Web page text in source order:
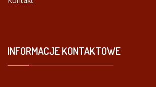
INFORMACJEKONTAKTOWE